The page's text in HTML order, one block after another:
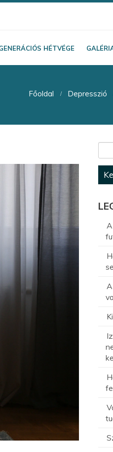
HÉTVÉGE
Főoldal Depresszió